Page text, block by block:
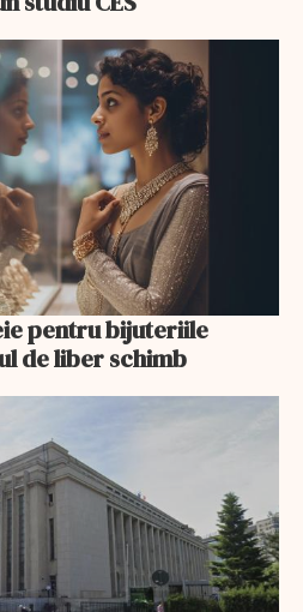
pentru bijuteriile
de liber schimb